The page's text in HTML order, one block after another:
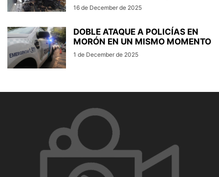
16 de December de 2025
DOBLE ATAQUE A POLICÍAS EN
MORÓN EN UN MISMO MOMENTO
1 de December de 2025